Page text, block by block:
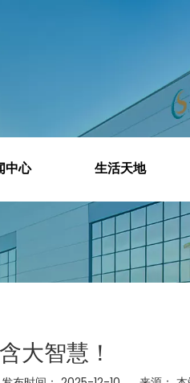
中心 生活天地
天地 天井，蕴含大智慧！
大智慧！